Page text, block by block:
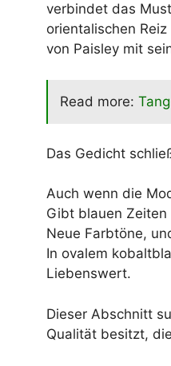
verbindet das
orientalischen Reiz
von Paisley mit
Read more:
Das Gedicht
Auch wenn die
Gibt blauen
Neue Farbtöne,
In ovalem
Liebenswert.
Dieser Abschnitt
Qualität besitzt,